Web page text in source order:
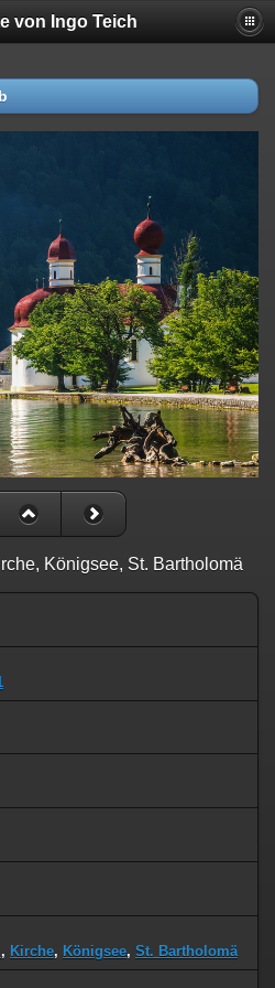
von Ingo Teich
Königsee, St. Bartholomä
, Kirche, Königsee, St. Bartholomä